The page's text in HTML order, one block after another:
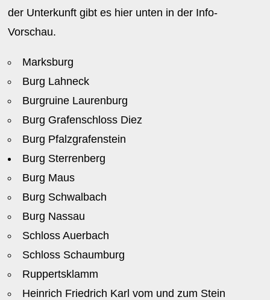
der Unterkunft gibt es hier unten in der Info-
Vorschau.
Marksburg
Burg Lahneck
Burgruine Laurenburg
Burg Grafenschloss Diez
Burg Pfalzgrafenstein
Burg Sterrenberg
Burg Maus
Burg Schwalbach
Burg Nassau
Schloss Auerbach
Schloss Schaumburg
Ruppertsklamm
Heinrich Friedrich Karl vom und zum Stein